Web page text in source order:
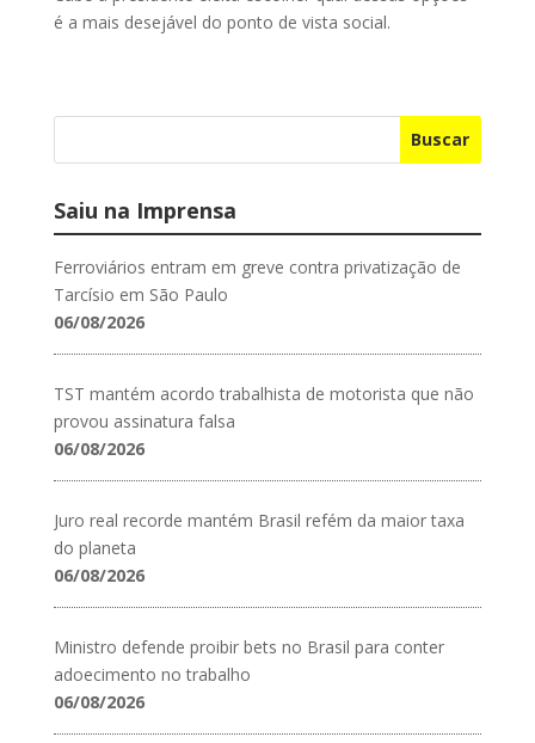
é a mais desejável do ponto de vista social.
Buscar
Saiu na Imprensa
Ferroviários entram em greve contra privatização de
Tarcísio em São Paulo
06/08/2026
TST mantém acordo trabalhista de motorista que não
provou assinatura falsa
06/08/2026
Juro real recorde mantém Brasil refém da maior taxa
do planeta
06/08/2026
Ministro defende proibir bets no Brasil para conter
adoecimento no trabalho
06/08/2026